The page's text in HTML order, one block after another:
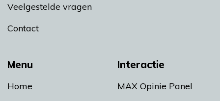
Menu
Home
Interactie
MAX Opinie Panel
Veelgestelde vragen
Contact